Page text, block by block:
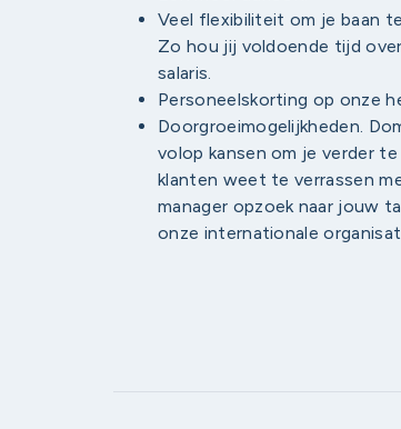
Veel flexibiliteit om je baan
Zo hou jij voldoende tijd
salaris.
Personeelskorting op onze
Doorgroeimogelijkheden.
volop kansen om je verder
klanten weet te verrassen
manager opzoek naar jouw
onze internationale